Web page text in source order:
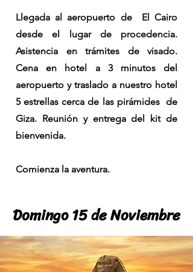
Llegada al aeropuerto de El Cairo
desde el lugar de procedencia.
Asistencia en trámites de visado.
Cena en hotel a 3 minutos del
aeropuerto y traslado a nuestro hotel
5 estrellas cerca de las pirámides de
Giza. Reunión y entrega del kit de
bienvenida.
Comienza la aventura.
Domingo 15 de Noviembre
Domingo 15 de Noviembre